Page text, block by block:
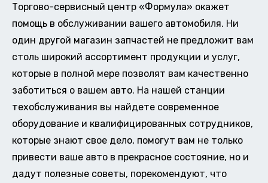
Торгово-сервисный центр «Формула» окажет
помощь в обслуживании вашего автомобиля. Ни
один другой магазин запчастей не предложит вам
столь широкий ассортимент продукции и услуг,
которые в полной мере позволят вам качественно
заботиться о вашем авто. На нашей станции
техобслуживания вы найдете современное
оборудование и квалифицированных сотрудников,
которые знают свое дело, помогут вам не только
привести ваше авто в прекрасное состояние, но и
дадут полезные советы, порекомендуют, что